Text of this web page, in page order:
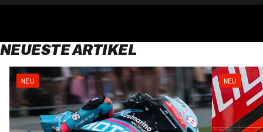
NEUESTE ARTIKEL
NEU NEU